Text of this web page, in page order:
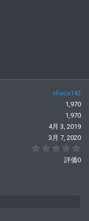
chaca142
1,970
1,970
4月 3, 2019
3月 7, 2020
評価0